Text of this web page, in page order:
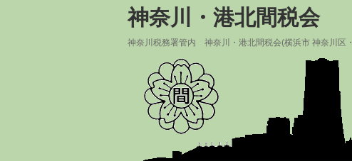
神奈川・港北間税会
神奈川税務署管内 神奈川・港北間税会(横浜市 神奈川区